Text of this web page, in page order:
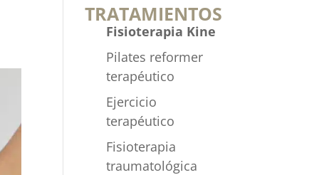
TRATAMIENTOS
Fisioterapia Kine
Pilates reformer
terapéutico
Ejercicio
terapéutico
Fisioterapia
traumatológica